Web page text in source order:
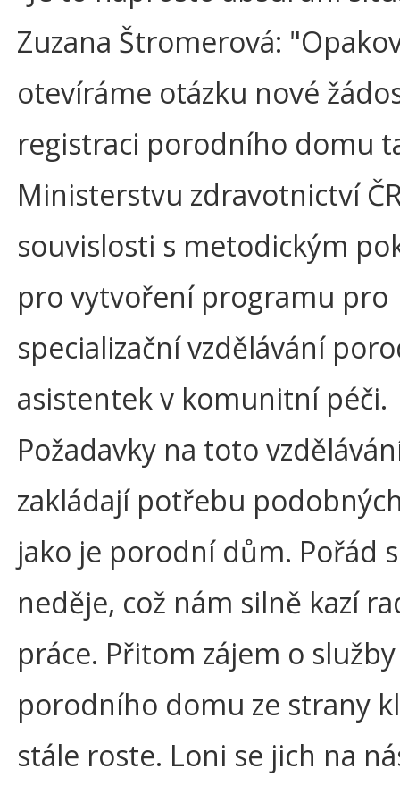
Zuzana Štromerová:
otevíráme otázku nové
registraci porodního domu
Ministerstvu zdravotnictví
souvislosti s metodickým
pro vytvoření programu pro
specializační vzdělávání
asistentek v komunitní péči.
Požadavky na toto
zakládají potřebu
jako je porodní dům. Pořád
neděje, což nám silně kazí
práce. Přitom zájem o služby
porodního domu ze strany
stále roste. Loni se jich na